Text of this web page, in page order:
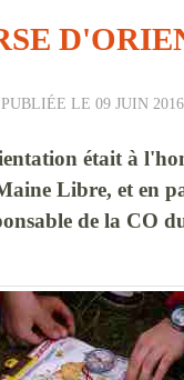
PUBLIÉE LE 09 JUIN 2016
était à
Libre, et en
de la CO